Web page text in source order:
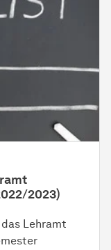
2023)
Lehramt